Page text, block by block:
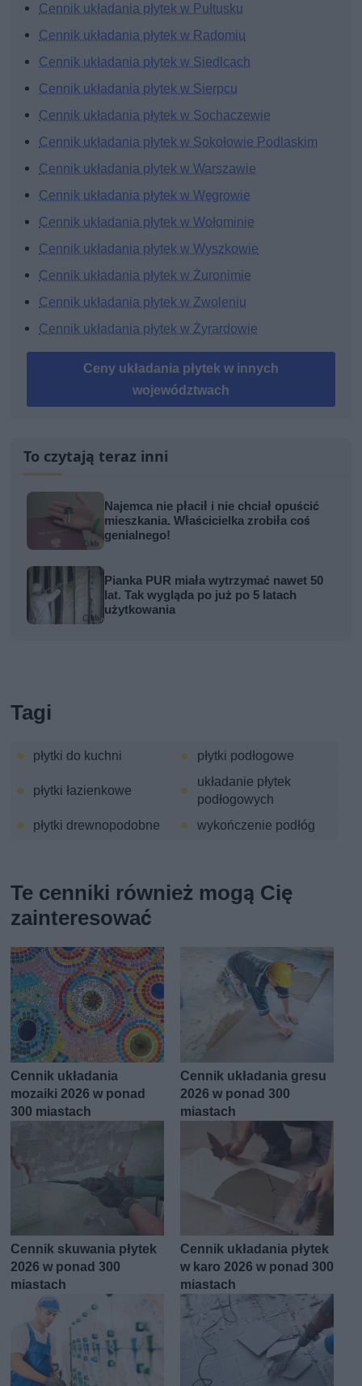
Cennik układania płytek w Pułtusku
Cennik układania płytek w Radomiu
Cennik układania płytek w Siedlcach
Cennik układania płytek w Sierpcu
Cennik układania płytek w Sochaczewie
Cennik układania płytek w Sokołowie Podlaskim
Cennik układania płytek w Warszawie
Cennik układania płytek w Węgrowie
Cennik układania płytek w Wołominie
Cennik układania płytek w Wyszkowie
Cennik układania płytek w Żuronimie
Cennik układania płytek w Zwoleniu
Cennik układania płytek w Żyrardowie
Ceny układania płytek w innych
województwach
To czytają teraz inni
Najemca nie płacił i nie chciał opuścić
mieszkania. Właścicielka zrobiła coś
genialnego!
Pianka PUR miała wytrzymać nawet 50
lat. Tak wygląda po już po 5 latach
użytkowania
Tagi
płytki do kuchni płytki podłogowe
płytki łazienkowe
układanie płytek
podłogowych
płytki drewnopodobne
wykończenie podłóg
Te cenniki również mogą Cię
zainteresować
Cennik układania
mozaiki 2026 w ponad
300 miastach
Cennik układania gresu
2026 w ponad 300
miastach
Cennik skuwania płytek
2026 w ponad 300
miastach
Cennik układania płytek
w karo 2026 w ponad 300
miastach